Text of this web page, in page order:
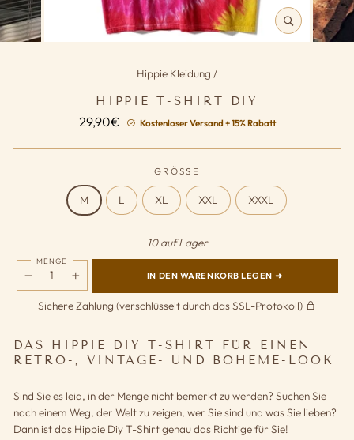
SCHLIESSEN (
ESC)
Hippie Kleidung /
HIPPIE T-SHIRT DIY
29,90€ Normaler
Kostenloser Versand + 15% Rabatt
GRÖSSE
M L XL XXL XXXL
10 auf Lager
MENGE
IN DEN WARENKORB LEGEN ➜
Sichere Zahlung (verschlüsselt durch das SSL-Protokoll)
DAS HIPPIE DIY T-SHIRT FÜR EINEN
RETRO-, VINTAGE- UND BOHÈME-LOOK
Sind Sie es leid, in der Menge nicht bemerkt zu werden? Suchen Sie
nach einem Weg, der Welt zu zeigen, wer Sie sind und was Sie lieben?
Dann ist das Hippie Diy T-Shirt genau das Richtige für Sie!